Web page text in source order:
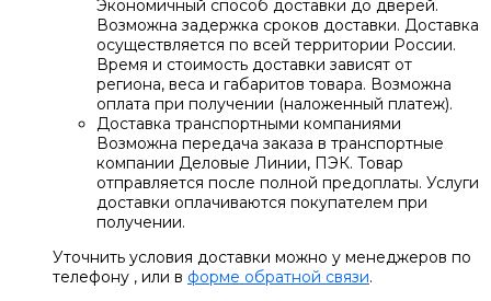
Экономичный способ доставки до дверей.
Возможна задержка сроков доставки. Доставка
осуществляется по всей территории России.
Время и стоимость доставки зависят от
региона, веса и габаритов товара. Возможна
оплата при получении (наложенный платеж).
Доставка транспортными компаниями
Возможна передача заказа в транспортные
компании Деловые Линии, ПЭК. Товар
отправляется после полной предоплаты. Услуги
доставки оплачиваются покупателем при
получении.
Уточнить условия доставки можно у менеджеров по
телефону , или в форме обратной связи.